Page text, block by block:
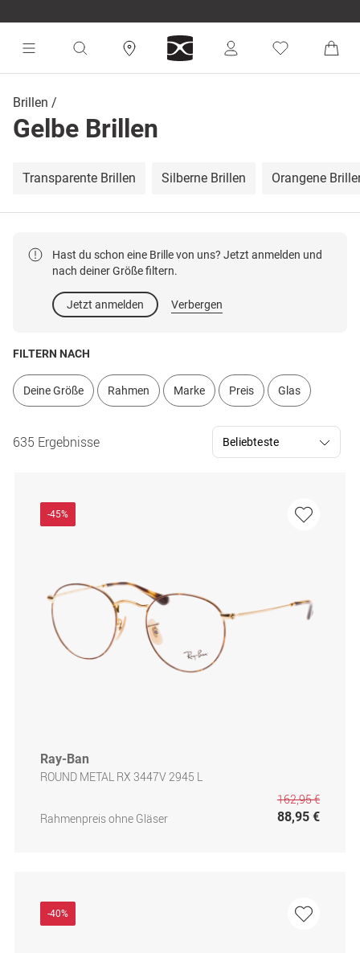
Brillen
Gelbe Brillen
Transparente Brillen Silberne Brillen Orangene
Hast du schon eine Brille von uns? Jetzt anmelden und
nach deiner Größe filtern.
Jetzt anmelden Verbergen
FILTERN NACH
Deine Größe Rahmen Marke Preis Glas
635 Ergebnisse
-45%
Ray-Ban
ROUND METAL RX 3447V 2945 L
Rahmenpreis ohne Gläser
162,95 €
88,95 €
-40%